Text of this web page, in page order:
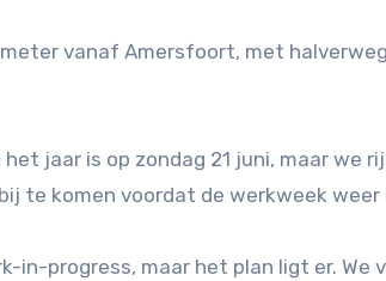
vanaf Amersfoort, met
het jaar is op zondag 21 juni, maar
te komen voordat de werkweek weer
in-progress, maar het plan ligt er.